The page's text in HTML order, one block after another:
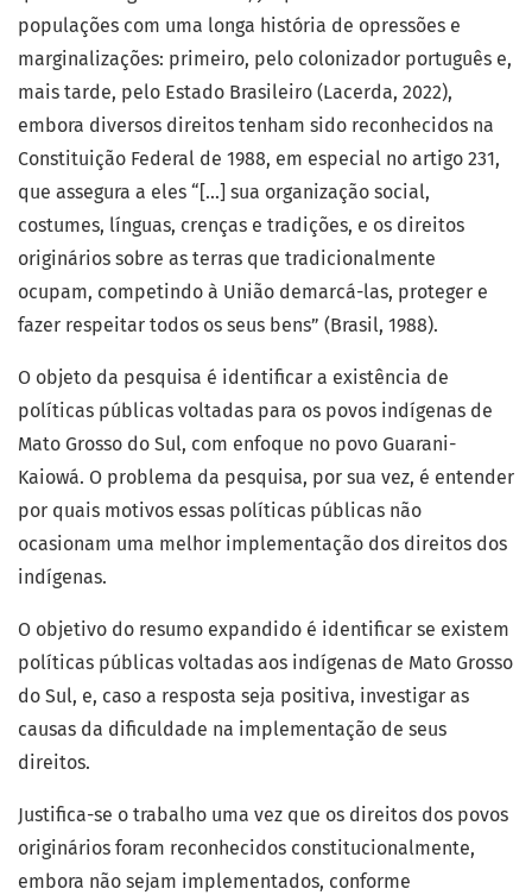
populações com uma longa história de opressões e
marginalizações: primeiro, pelo colonizador português e,
mais tarde, pelo Estado Brasileiro (Lacerda, 2022),
embora diversos direitos tenham sido reconhecidos na
Constituição Federal de 1988, em especial no artigo 231,
que assegura a eles “[...] sua organização social,
costumes, línguas, crenças e tradições, e os direitos
originários sobre as terras que tradicionalmente
ocupam, competindo à União demarcá-las, proteger e
fazer respeitar todos os seus bens” (Brasil, 1988).
O objeto da pesquisa é identificar a existência de
políticas públicas voltadas para os povos indígenas de
Mato Grosso do Sul, com enfoque no povo Guarani-
Kaiowá. O problema da pesquisa, por sua vez, é entender
por quais motivos essas políticas públicas não
ocasionam uma melhor implementação dos direitos dos
indígenas.
O objetivo do resumo expandido é identificar se existem
políticas públicas voltadas aos indígenas de Mato Grosso
do Sul, e, caso a resposta seja positiva, investigar as
causas da dificuldade na implementação de seus
direitos.
Justifica-se o trabalho uma vez que os direitos dos povos
originários foram reconhecidos constitucionalmente,
embora não sejam implementados, conforme